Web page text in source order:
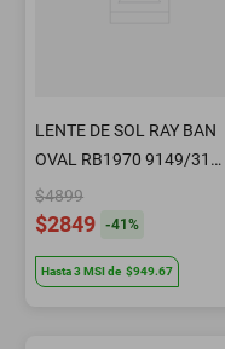
LENTE DE SOL RAY BAN
OVAL RB1970 9149/31
54MM
$4899
$2849 -41%
Hasta3 MSIde $949.67